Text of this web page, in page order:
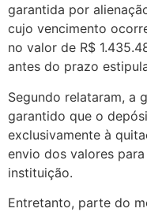
garantida por
cujo vencimento
no valor de R$
antes do prazo
Segundo relataram, a
garantido que o
exclusivamente à
envio dos valores
instituição.
Entretanto, parte do